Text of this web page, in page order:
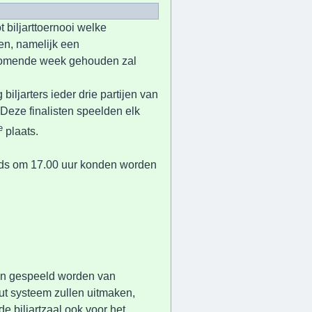
biljarttoernooi welke
namelijk een
week gehouden zal
ieder drie partijen van
finalisten speelden elk
plaats.
om 17.00 uur konden worden
gespeeld worden van
systeem zullen uitmaken,